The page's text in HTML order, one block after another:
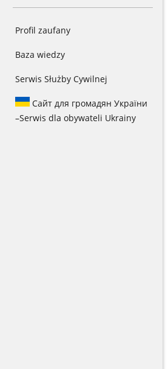
Profil zaufany
Baza wiedzy
Serwis Służby Cywilnej
Сайт для громадян України
–Serwis dla obywateli Ukrainy